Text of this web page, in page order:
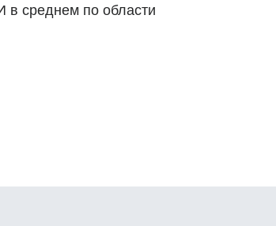
в среднем по области